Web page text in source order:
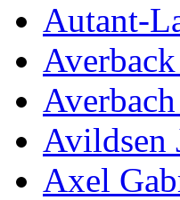
Autant-
Avildsen
Axel